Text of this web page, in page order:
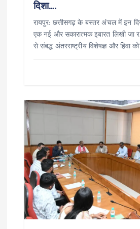
दिशा….
रायपुर: छत्तीसगढ़ के बस्तर अंचल में इन
एक नई और सकारात्मक इबारत लिखी जा
से संबद्ध अंतरराष्ट्रीय विशेषज्ञ और हिवा